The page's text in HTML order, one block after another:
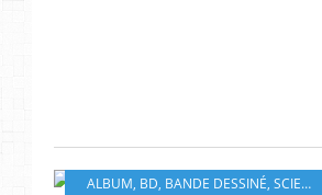
ALBUM, BD, BANDE DESSINÉ, SCIENCE-FICTION